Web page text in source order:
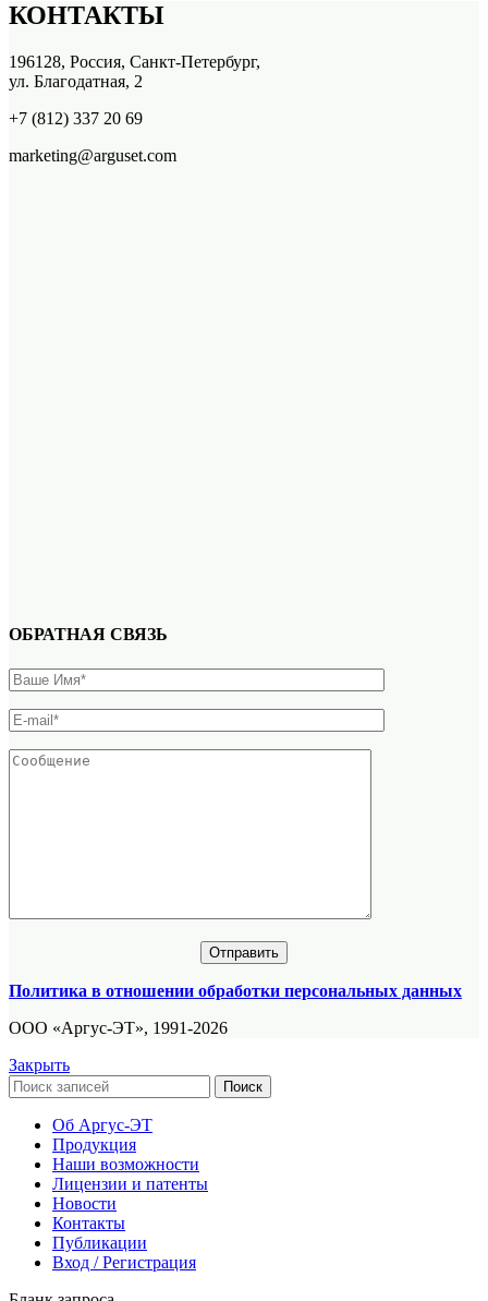
КОНТАКТЫ
196128, Россия, Санкт-Петербург,
ул. Благодатная, 2
+7 (812) 337 20 69
marketing@arguset.com
ОБРАТНАЯ СВЯЗЬ
Политика в отношении обработки персональных данных
ООО «Аргус-ЭТ», 1991-2026
Закрыть
Поиск
Об Аргус-ЭТ
Продукция
Наши возможности
Лицензии и патенты
Новости
Контакты
Публикации
Вход / Регистрация